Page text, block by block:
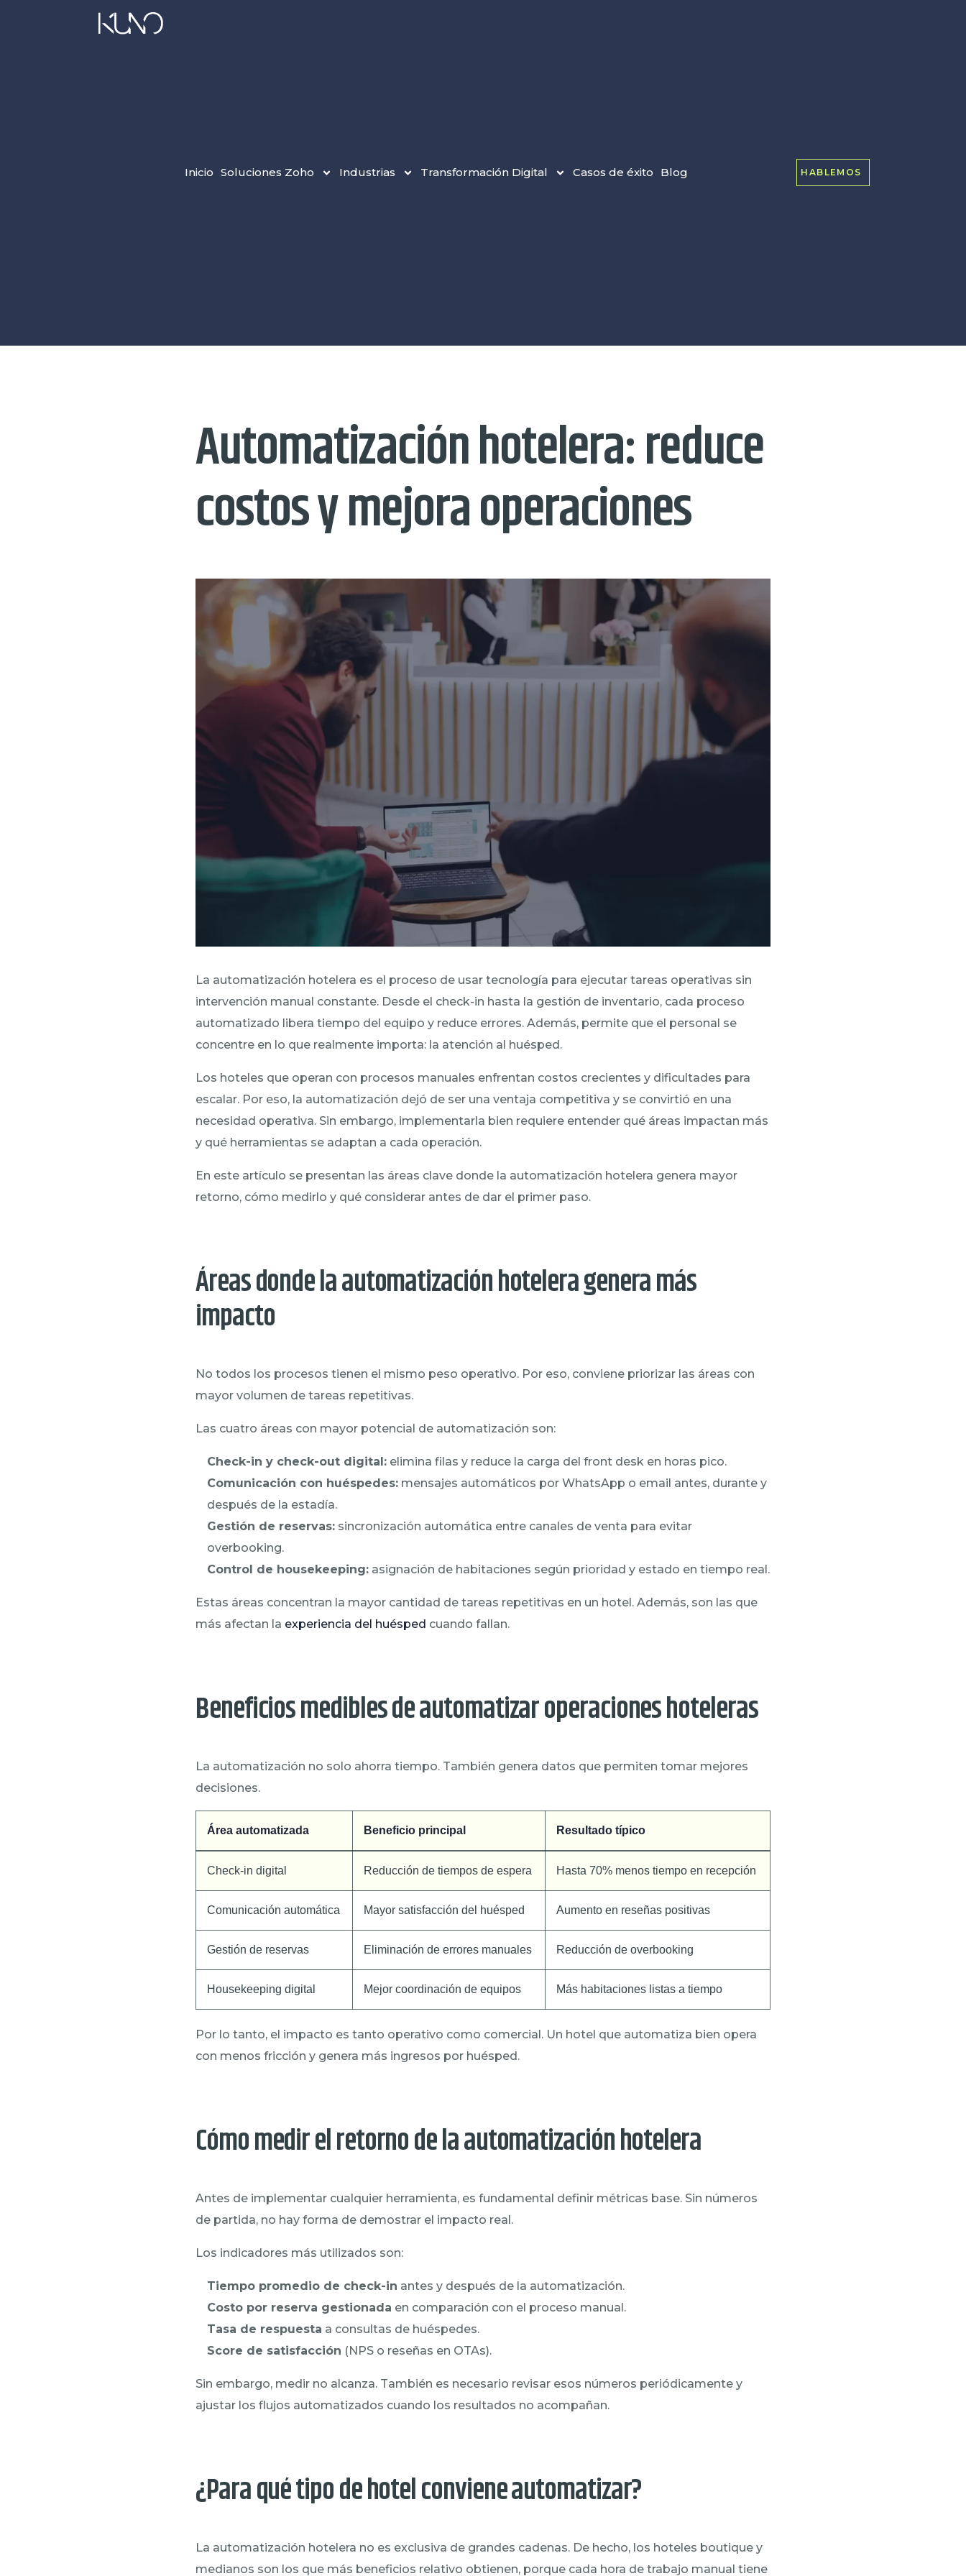
Inicio Soluciones Zoho Industrias Transformación Digital Casos de éxito Blog HABLEMOS
Automatización hotelera: reduce
costos y mejora operaciones
La automatización hotelera es el proceso de usar tecnología para ejecutar tareas operativas sin
intervención manual constante. Desde el check-in hasta la gestión de inventario, cada proceso
automatizado libera tiempo del equipo y reduce errores. Además, permite que el personal se
concentre en lo que realmente importa: la atención al huésped.
Los hoteles que operan con procesos manuales enfrentan costos crecientes y dificultades para
escalar. Por eso, la automatización dejó de ser una ventaja competitiva y se convirtió en una
necesidad operativa. Sin embargo, implementarla bien requiere entender qué áreas impactan más
y qué herramientas se adaptan a cada operación.
En este artículo se presentan las áreas clave donde la automatización hotelera genera mayor
retorno, cómo medirlo y qué considerar antes de dar el primer paso.
Áreas donde la automatización hotelera genera más
impacto
No todos los procesos tienen el mismo peso operativo. Por eso, conviene priorizar las áreas con
mayor volumen de tareas repetitivas.
Las cuatro áreas con mayor potencial de automatización son:
Check-in y check-out digital: elimina filas y reduce la carga del front desk en horas pico.
Comunicación con huéspedes: mensajes automáticos por WhatsApp o email antes, durante y
después de la estadía.
Gestión de reservas: sincronización automática entre canales de venta para evitar
overbooking.
Control de housekeeping: asignación de habitaciones según prioridad y estado en tiempo real.
Estas áreas concentran la mayor cantidad de tareas repetitivas en un hotel. Además, son las que
más afectan la experiencia del huésped cuando fallan.
Beneficios medibles de automatizar operaciones hoteleras
La automatización no solo ahorra tiempo. También genera datos que permiten tomar mejores
decisiones.
Área automatizada Beneficio principal Resultado típico
Check-in digital Reducción de tiempos de espera Hasta 70% menos tiempo en recepción
Comunicación automática Mayor satisfacción del huésped Aumento en reseñas positivas
Gestión de reservas Eliminación de errores manuales Reducción de overbooking
Housekeeping digital Mejor coordinación de equipos Más habitaciones listas a tiempo
Por lo tanto, el impacto es tanto operativo como comercial. Un hotel que automatiza bien opera
con menos fricción y genera más ingresos por huésped.
Cómo medir el retorno de la automatización hotelera
Antes de implementar cualquier herramienta, es fundamental definir métricas base. Sin números
de partida, no hay forma de demostrar el impacto real.
Los indicadores más utilizados son:
Tiempo promedio de check-in antes y después de la automatización.
Costo por reserva gestionada en comparación con el proceso manual.
Tasa de respuesta a consultas de huéspedes.
Score de satisfacción (NPS o reseñas en OTAs).
Sin embargo, medir no alcanza. También es necesario revisar esos números periódicamente y
ajustar los flujos automatizados cuando los resultados no acompañan.
¿Para qué tipo de hotel conviene automatizar?
La automatización hotelera no es exclusiva de grandes cadenas. De hecho, los hoteles boutique y
medianos son los que más beneficios relativo obtienen, porque cada hora de trabajo manual tiene